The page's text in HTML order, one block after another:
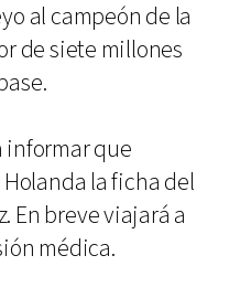
al campeón de la
de siete millones
informar que
la ficha del
En breve viajará a
médica.